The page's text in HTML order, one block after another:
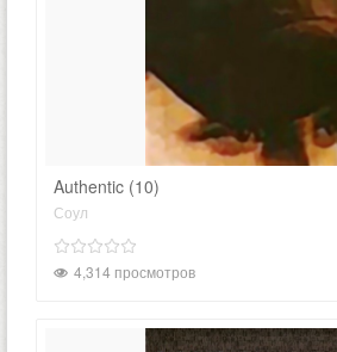
Authentic (10)
Соул
4,314 просмотров